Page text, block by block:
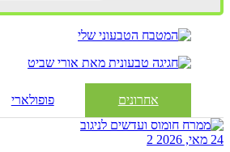
אחרונים פופולארי
24 מאי, 2026 2